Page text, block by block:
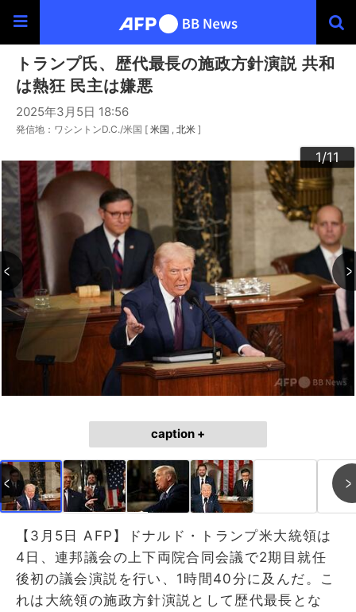
トランプ氏、歴代最長の施政方針演説 共和
は熱狂 民主は嫌悪
2025年3月5日 18:56
発信地：ワシントンD.C./米国 [ 米国 北米 ]
1/11
2/11
3/11
4/11
5/11
6/11
7/11
8/11
9/11
10/11
11/11
caption +
【3月5日 AFP】ドナルド・トランプ米大統領は
4日、連邦議会の上下両院合同会議で2期目就任
後初の議会演説を行い、1時間40分に及んだ。こ
れは大統領の施政方針演説として歴代最長とな